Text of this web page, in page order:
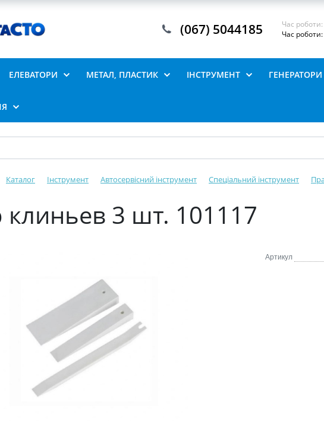
(067) 5044185
Час роботи:
Час
ЕЛЕВАТОРИ МЕТАЛ, ПЛАСТИК ІНСТРУМЕНТ ГЕНЕРАТОРИ
Каталог Інструмент Автосервісний інструмент Спеціальний інструмент
3 шт. 101117
Артикул